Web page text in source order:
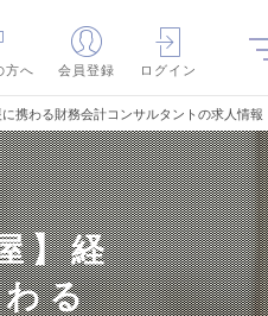
方へ 会員登録 ログイン
携わる財務会計コンサルタントの求人情報
】経
る